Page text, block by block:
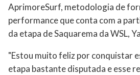
AprimoreSurf, metodologia de
performance que conta com a
da etapa de Saquarema da WSL,
"Estou muito feliz por conquistar
etapa bastante disputada e esse